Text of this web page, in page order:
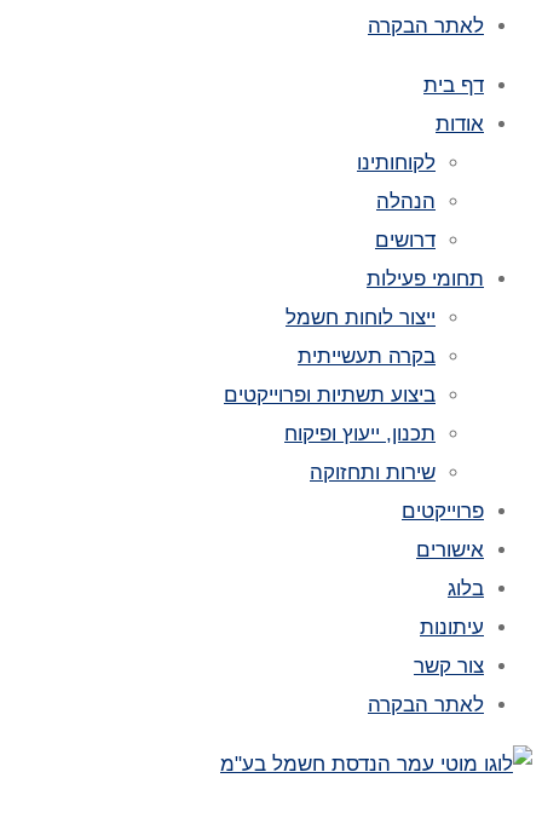
לאתר הבקרה
דף בית
אודות
לקוחותינו
הנהלה
דרושים
תחומי פעילות
ייצור לוחות חשמל
בקרה תעשייתית
ביצוע תשתיות ופרוייקטים
תכנון, ייעוץ ופיקוח
שירות ותחזוקה
פרוייקטים
אישורים
בלוג
עיתונות
צור קשר
לאתר הבקרה